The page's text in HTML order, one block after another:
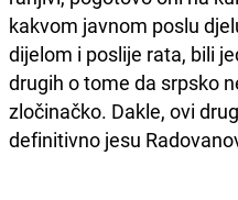
kakvom javnom poslu
dijelom i poslije rata, bili
drugih o tome da srpsko
zločinačko. Dakle, ovi
definitivno jesu